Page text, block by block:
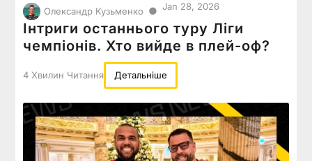
Олександр Кузьменко ● Jan 28, 2026
Інтриги останнього туру Ліги
чемпіонів. Хто вийде в плей-оф?
4 Хвилин Читання Детальніше